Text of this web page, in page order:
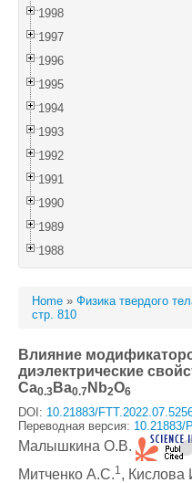
1998
1997
1996
1995
1994
1993
1992
1991
1990
1989
1988
Home » Физика твердого
стр. 810
Влияние
диэлектрические
Ca0.3 Ba0.7 Nb2O6
DOI: 10.21883/
Переводная версия: 10.21883/
Малышкина О.В.
Митченко А.С.1 , Кислова